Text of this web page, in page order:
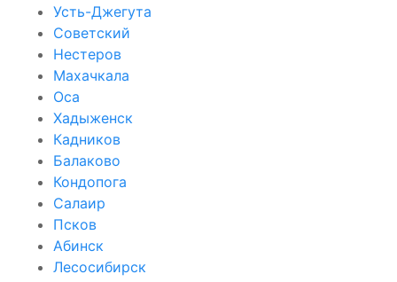
Усть-Джегута
Советский
Нестеров
Махачкала
Оса
Хадыженск
Кадников
Балаково
Кондопога
Салаир
Псков
Абинск
Лесосибирск